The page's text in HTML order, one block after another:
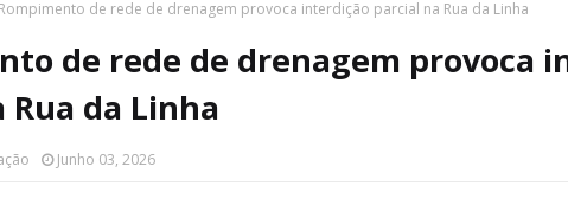
Rompimento de rede de drenagem provoca interdição parcial na Rua da Linha
de rede de drenagem provoca
da Linha
Junho 03, 2026